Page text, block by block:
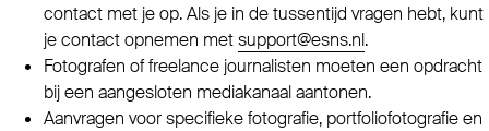
contact met je op. Als je in de tussentijd vragen hebt, kunt
je contact opnemen metsupport@esns.nl.
Fotografen of freelance journalisten moeten een opdracht
bij een aangesloten mediakanaal aantonen.
Aanvragen voor specifieke fotografie, portfoliofotografie en